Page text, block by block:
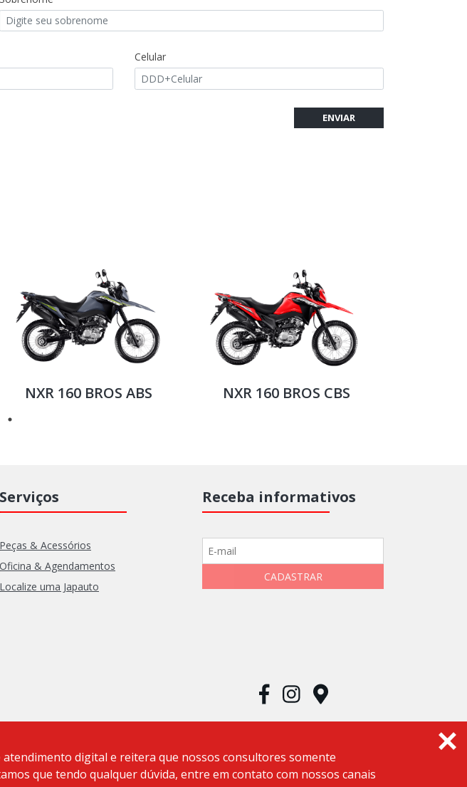
Celular
ENVIAR
NXR 160 BROS ABS NXR 160 BROS CBS
Serviços
Peças & Acessórios
Oficina & Agendamentos
Localize uma Japauto
Receba informativos
digital e reitera que nossos consultores somente
que tendo qualquer dúvida, entre em contato com nossos canais